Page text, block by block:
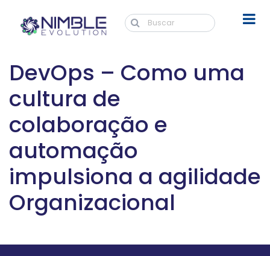
DevOps – Como uma
cultura de
colaboração e
automação
impulsiona a agilidade
Organizacional